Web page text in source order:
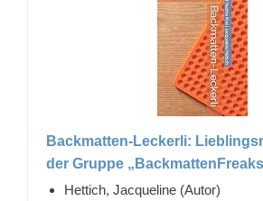
Backmatten-Leckerli:
der Gruppe
Hettich, Jacqueline (Autor)